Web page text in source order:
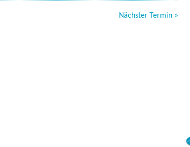
Nächster Termin »